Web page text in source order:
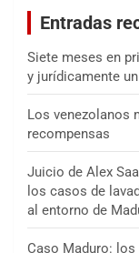
Entradas
Siete meses en
y jurídicamente
Los venezolanos
recompensas
Juicio de Alex
los casos de
al entorno de
Caso Maduro: